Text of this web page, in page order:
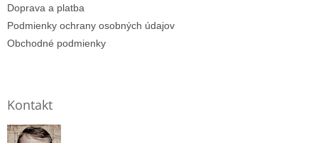
Doprava a platba
Podmienky ochrany osobných údajov
Obchodné podmienky
Kontakt